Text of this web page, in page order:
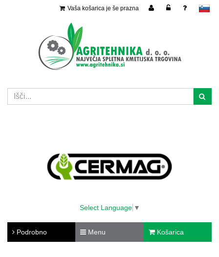
slovensko
Vaša košarica je še prazna
Select Language ▼
Podrobno Menu Košarica